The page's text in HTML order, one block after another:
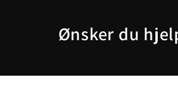
Ønsker du